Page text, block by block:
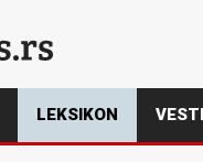
LEKSIKON VESTI